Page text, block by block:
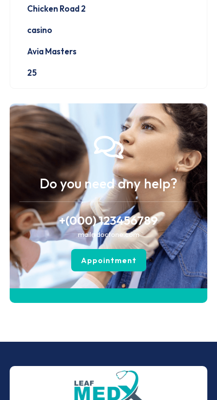
Chicken Road 2
casino
Avia Masters
25
Do you need any help?
+(000) 123456789
mail@doctone.com
Appointment